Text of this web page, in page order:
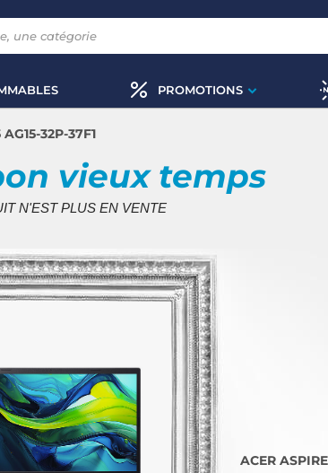
PROMOTIONS
32P-37F1
vieux temps
N'EST PLUS EN VENTE
ACER